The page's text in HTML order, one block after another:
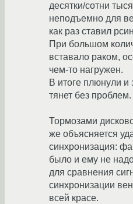
десятки/сотни
неподъемно для
как раз ставил
При большом
вставало раком,
чем-то нагружен.
В итоге плюнули и
тянет без проблем.
Тормозами
же объясняется
синхронизация:
было и ему не
для сравнения
синхронизации
всей красе.